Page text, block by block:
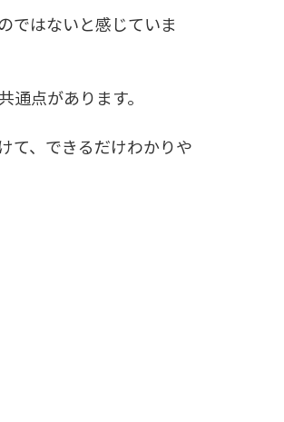
ではないと感じていま
点があります。
て、できるだけわかりや